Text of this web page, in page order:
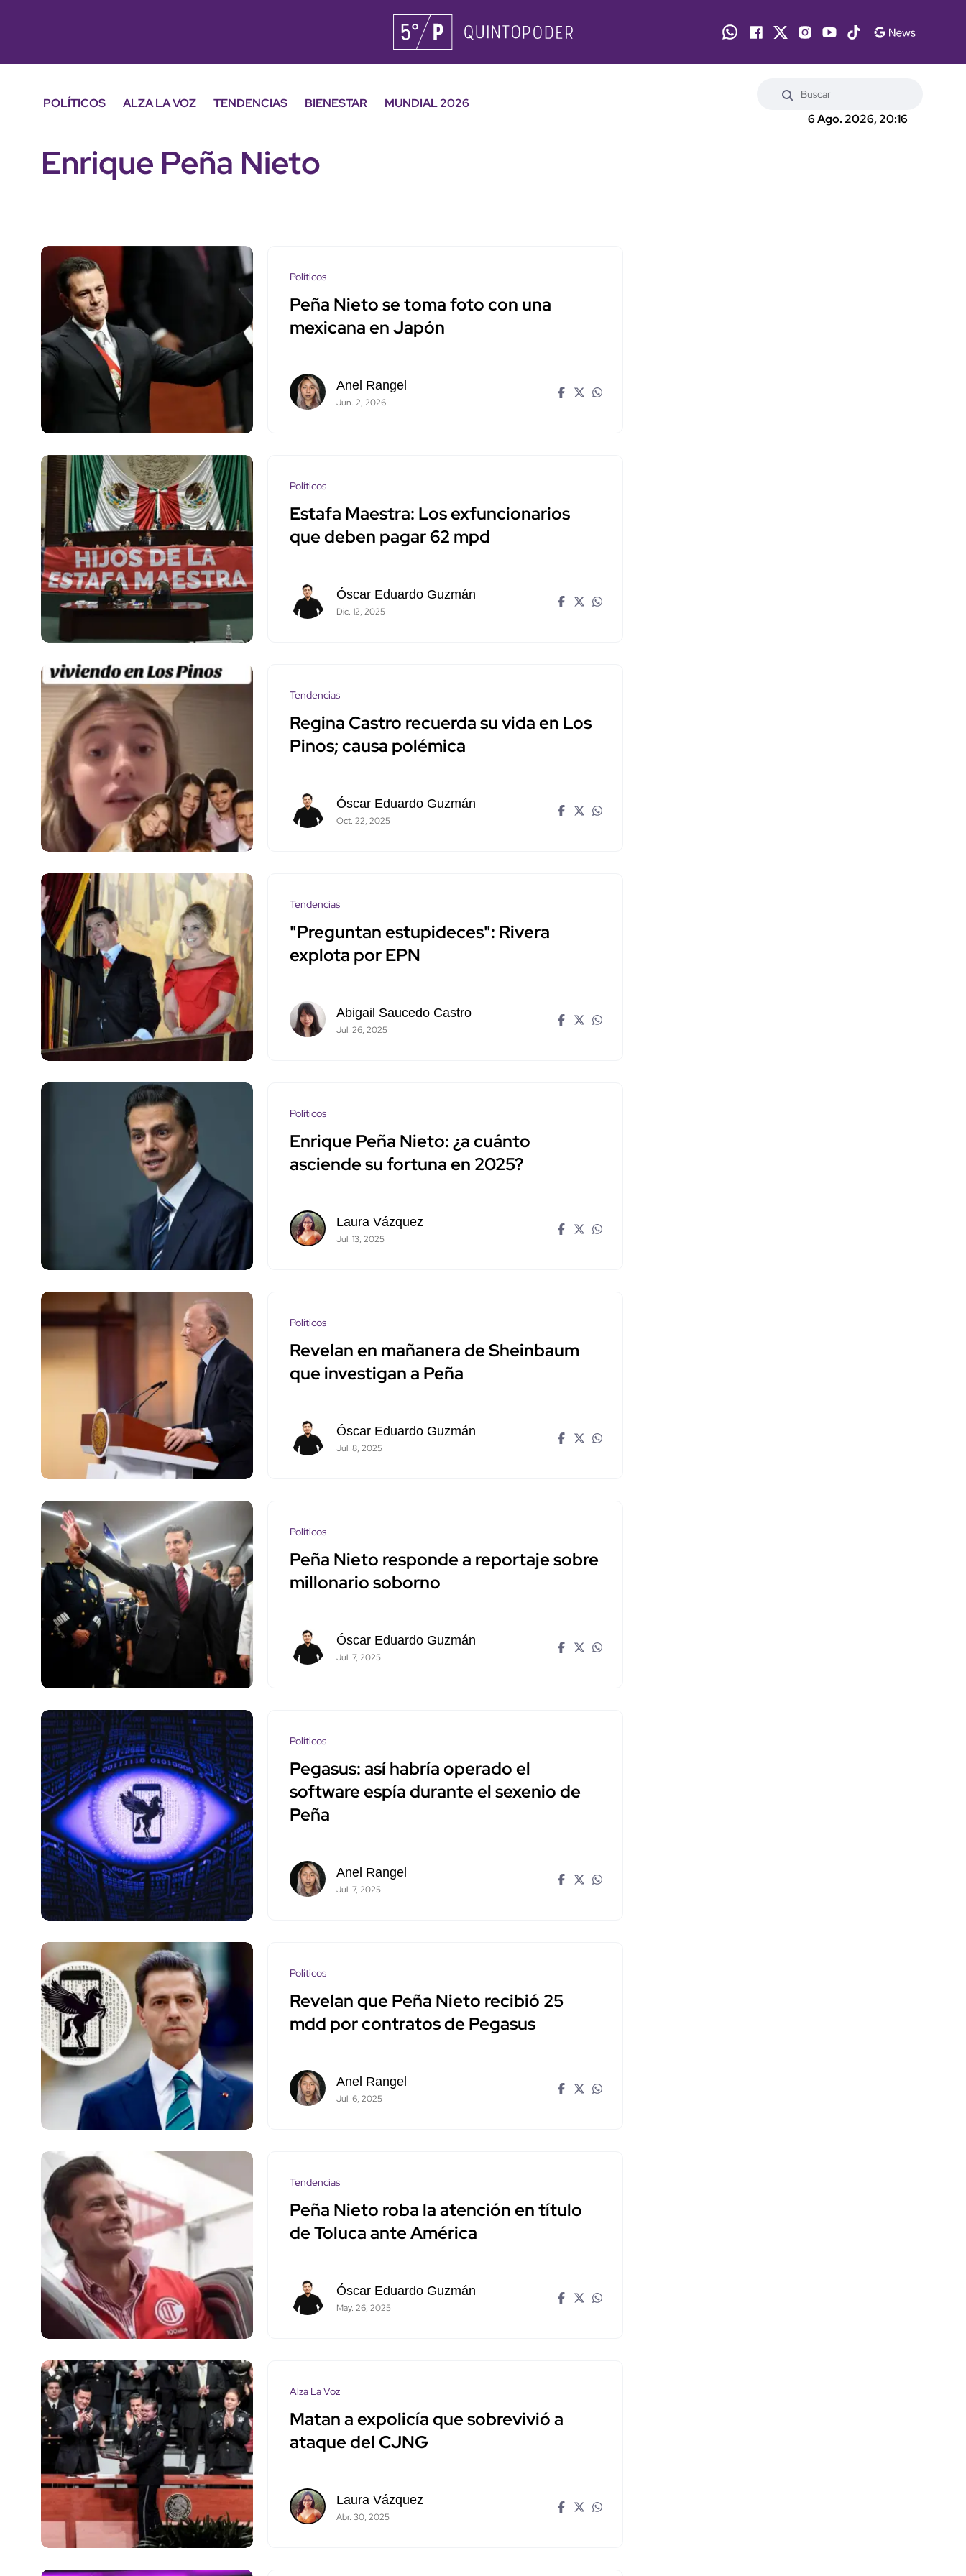
POLÍTICOS ALZA LA VOZ TENDENCIAS BIENESTAR
MUNDIAL 2026
6 Ago. 2026, 20:16
Enrique Peña Nieto
Políticos
Peña Nieto se toma foto con una
mexicana en Japón
Anel Rangel
Jun. 2, 2026
Políticos
Estafa Maestra: Los exfuncionarios
que deben pagar 62 mpd
Óscar Eduardo Guzmán
Dic. 12, 2025
Tendencias
Regina Castro recuerda su vida en Los
Pinos; causa polémica
Óscar Eduardo Guzmán
Oct. 22, 2025
Tendencias
"Preguntan estupideces": Rivera
explota por EPN
Abigail Saucedo Castro
Jul. 26, 2025
Políticos
Enrique Peña Nieto: ¿a cuánto
asciende su fortuna en 2025?
Laura Vázquez
Jul. 13, 2025
Políticos
Revelan en mañanera de Sheinbaum
que investigan a Peña
Óscar Eduardo Guzmán
Jul. 8, 2025
Políticos
Peña Nieto responde a reportaje sobre
millonario soborno
Óscar Eduardo Guzmán
Jul. 7, 2025
Políticos
Pegasus: así habría operado el
software espía durante el sexenio de
Peña
Anel Rangel
Jul. 7, 2025
Políticos
Revelan que Peña Nieto recibió 25
mdd por contratos de Pegasus
Anel Rangel
Jul. 6, 2025
Tendencias
Peña Nieto roba la atención en título
de Toluca ante América
Óscar Eduardo Guzmán
May. 26, 2025
Alza La Voz
Matan a expolicía que sobrevivió a
ataque del CJNG
Laura Vázquez
Abr. 30, 2025